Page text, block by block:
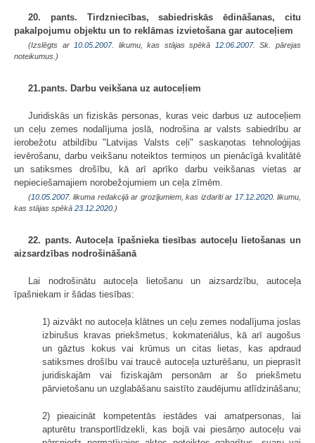
20. pants. Tirdzniecības, sabiedriskās ēdināšanas, citu
pakalpojumu objektu un to reklāmas izvietošana gar autoceļiem
(Izslēgts ar 10.05.2007. likumu, kas stājas spēkā 12.06.2007.
Sk. pārejas
noteikumus.)
21.pants. Darbu veikšana uz autoceļiem
Juridiskās un fiziskās personas, kuras veic darbus uz autoceļiem
un ceļu zemes nodalījuma joslā, nodrošina ar valsts sabiedrību ar
ierobežotu atbildību "Latvijas Valsts ceļi" saskaņotas tehnoloģijas
ievērošanu, darbu veikšanu noteiktos termiņos un pienācīgā kvalitātē
un satiksmes drošību, kā arī aprīko darbu veikšanas vietas ar
nepieciešamajiem norobežojumiem un ceļa zīmēm.
(10.05.2007. likuma redakcijā ar grozījumiem, kas izdarīti ar 17.12.2020. likumu,
kas stājas spēkā 23.12.2020. )
22. pants. Autoceļa īpašnieka tiesības autoceļu lietošanas un
aizsardzības nodrošināšanā
Lai nodrošinātu autoceļa lietošanu un aizsardzību, autoceļa
īpašniekam ir šādas tiesības:
1) aizvākt no autoceļa klātnes un ceļu zemes nodalījuma joslas
izbirušus kravas priekšmetus, kokmateriālus, kā arī augošus
un gāztus kokus vai krūmus un citas lietas, kas apdraud
satiksmes drošību vai traucē autoceļa uzturēšanu, un pieprasīt
juridiskajām vai fiziskajām personām ar šo priekšmetu
pārvietošanu un uzglabāšanu saistīto zaudējumu atlīdzināšanu;
2) pieaicināt kompetentās iestādes vai amatpersonas, lai
apturētu transportlīdzekli, kas bojā vai piesārņo autoceļu vai